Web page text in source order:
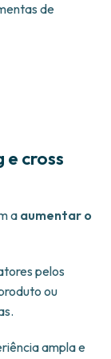
de
e cross
a aumentar o
pelos
ou
ampla e